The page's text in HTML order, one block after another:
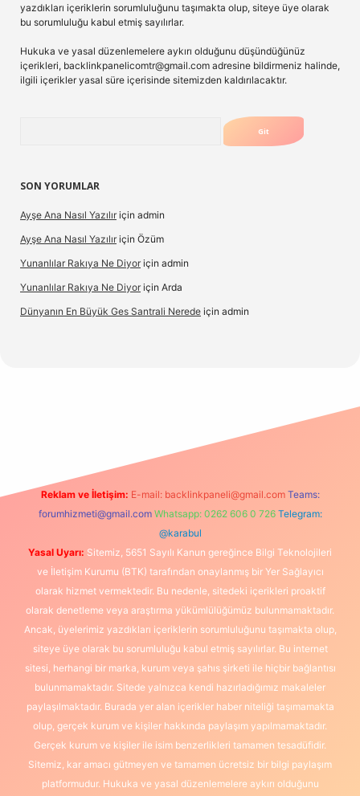
yazdıkları içeriklerin sorumluluğunu taşımakta olup, siteye üye olarak
bu sorumluluğu kabul etmiş sayılırlar.
Hukuka ve yasal düzenlemelere aykırı olduğunu düşündüğünüz
içerikleri, backlinkpanelicomtr@gmail.com adresine bildirmeniz halinde,
ilgili içerikler yasal süre içerisinde sitemizden kaldırılacaktır.
SON YORUMLAR
Ayşe Ana Nasıl Yazılır için admin
Ayşe Ana Nasıl Yazılır için Özüm
Yunanlılar Rakıya Ne Diyor için admin
Yunanlılar Rakıya Ne Diyor için Arda
Dünyanın En Büyük Ges Santrali Nerede için admin
Reklam ve İletişim: E-mail: backlinkpaneli@gmail.com Teams:
forumhizmeti@gmail.com Whatsapp: 0262 606 0 726 Telegram:
@karabul
Yasal Uyarı: Sitemiz, 5651 Sayılı Kanun gereğince Bilgi Teknolojileri
ve İletişim Kurumu (BTK) tarafından onaylanmış bir Yer Sağlayıcı
olarak hizmet vermektedir. Bu nedenle, sitedeki içerikleri proaktif
olarak denetleme veya araştırma yükümlülüğümüz bulunmamaktadır.
Ancak, üyelerimiz yazdıkları içeriklerin sorumluluğunu taşımakta olup,
siteye üye olarak bu sorumluluğu kabul etmiş sayılırlar. Bu internet
sitesi, herhangi bir marka, kurum veya şahıs şirketi ile hiçbir bağlantısı
bulunmamaktadır. Sitede yalnızca kendi hazırladığımız makaleler
paylaşılmaktadır. Burada yer alan içerikler haber niteliği taşımamakta
olup, gerçek kurum ve kişiler hakkında paylaşım yapılmamaktadır.
Gerçek kurum ve kişiler ile isim benzerlikleri tamamen tesadüfidir.
Sitemiz, kar amacı gütmeyen ve tamamen ücretsiz bir bilgi paylaşım
platformudur. Hukuka ve yasal düzenlemelere aykırı olduğunu